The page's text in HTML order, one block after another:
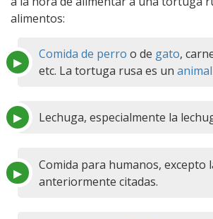
alimentos:
Comida de perro o de gato,
etc. La tortuga rusa es un
Lechuga, especialmente la
Comida para humanos, excepto
anteriormente citadas.